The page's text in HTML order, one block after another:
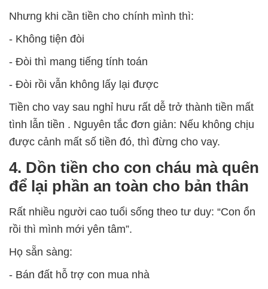
Nhưng khi cần tiền cho chính mình thì:
- Không tiện đòi
- Đòi thì mang tiếng tính toán
- Đòi rồi vẫn không lấy lại được
Tiền cho vay sau nghỉ hưu rất dễ trở thành tiền mất
tình lẫn tiền . Nguyên tắc đơn giản: Nếu không chịu
được cảnh mất số tiền đó, thì đừng cho vay.
4. Dồn tiền cho con cháu mà quên
để lại phần an toàn cho bản thân
Rất nhiều người cao tuổi sống theo tư duy: “Con ổn
rồi thì mình mới yên tâm”.
Họ sẵn sàng:
- Bán đất hỗ trợ con mua nhà